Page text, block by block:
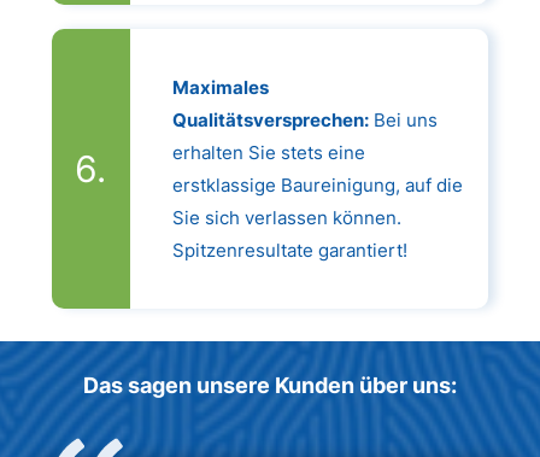
Maximales
Qualitätsversprechen:Bei uns
erhalten Sie stets eine
erstklassige Baureinigung, auf die
Sie sich verlassen können.
Spitzenresultate garantiert!
Das sagen unsere Kunden über uns: